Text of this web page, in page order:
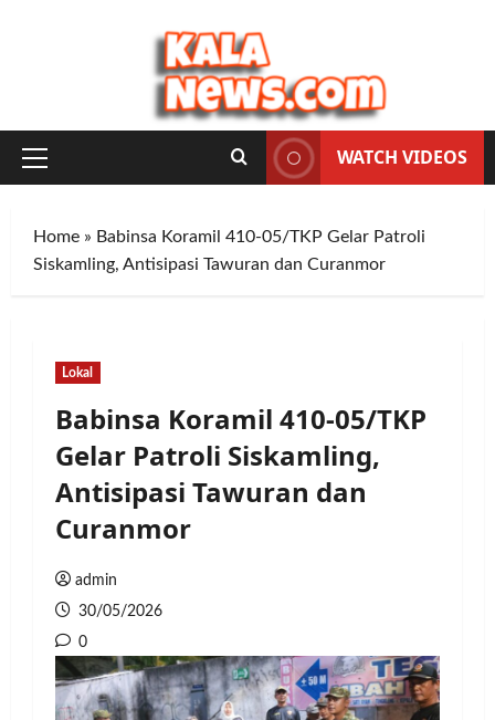
Primary
WATCH VIDEOS
Home » Babinsa Koramil 410-05/TKP Gelar Patroli
Siskamling, Antisipasi Tawuran dan Curanmor
Lokal
Babinsa Koramil 410-05/TKP
Gelar Patroli Siskamling,
Antisipasi Tawuran dan
Curanmor
admin
30/05/2026
0